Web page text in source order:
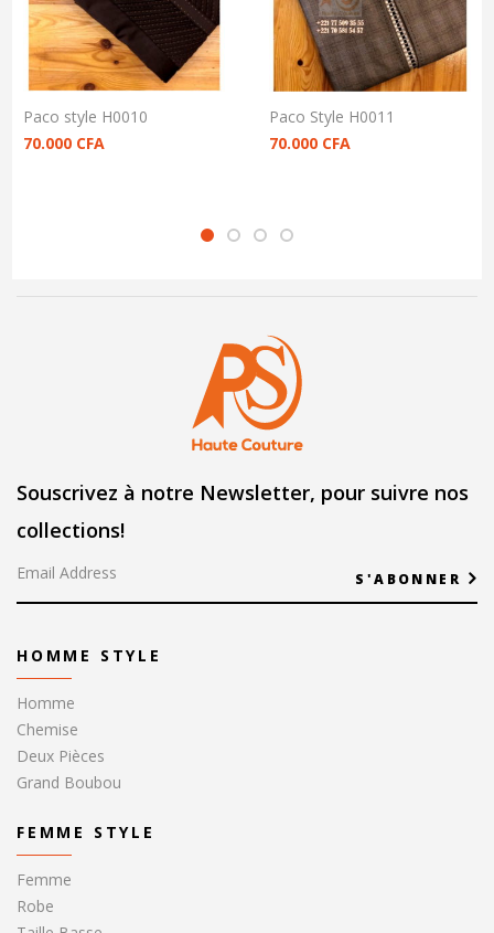
Paco style H0010
70.000 CFA
Paco Style H0011
70.000 CFA
Souscrivez à notre Newsletter, pour suivre nos
collections!
S'ABONNER
HOMME STYLE
Homme
Chemise
Deux Pièces
Grand Boubou
FEMME STYLE
Femme
Robe